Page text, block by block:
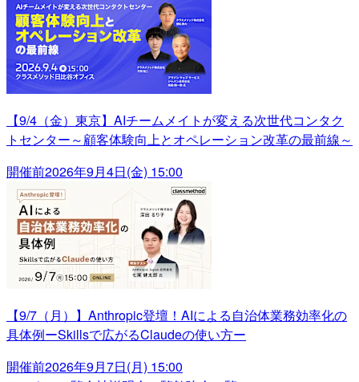
【9/4（金）東京】AIチームメイトが変える次世代コンタク
トセンター～顧客体験向上とオペレーション改革の最前線～
開催前2026年9月4日(金) 15:00
【9/7（月）】Anthropic登壇！AIによる自治体業務効率化の
具体例ーSkillsで広がるClaudeの使い方ー
開催前2026年9月7日(月) 15:00